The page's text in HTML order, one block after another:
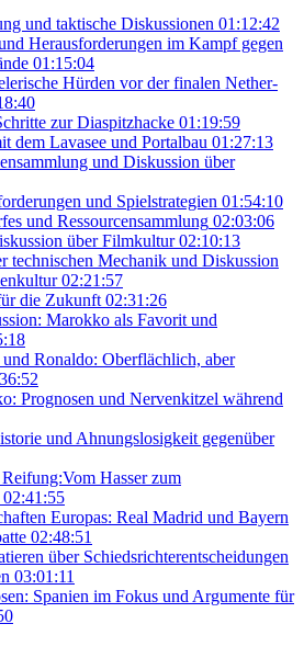
und taktische Diskussionen 01:12:42
Herausforderungen im Kampf gegen
01:15:04
Hürden vor der finalen Nether-
zur Diaspitzhacke 01:19:59
dem Lavasee und Portalbau 01:27:13
und Diskussion über
und Spielstrategien 01:54:10
und Ressourcensammlung 02:03:06
über Filmkultur 02:10:13
technischen Mechanik und Diskussion
02:21:57
die Zukunft 02:31:26
Marokko als Favorit und
Ronaldo: Oberflächlich, aber
Prognosen und Nervenkitzel während
und Ahnungslosigkeit gegenüber
Hasser zum
02:41:55
Europas: Real Madrid und Bayern
02:48:51
über Schiedsrichterentscheidungen
03:01:11
Spanien im Fokus und Argumente für